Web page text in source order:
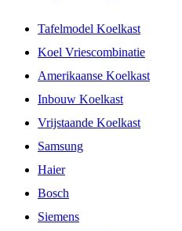
Tafelmodel Koelkast
Koel Vriescombinatie
Amerikaanse Koelkast
Inbouw Koelkast
Vrijstaande Koelkast
Samsung
Haier
Bosch
Siemens